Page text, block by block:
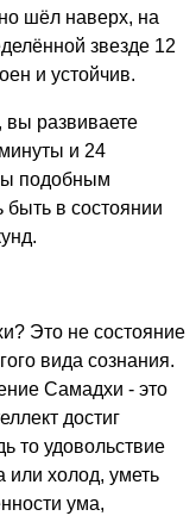
шёл наверх, на
звезде 12
и устойчив.
вы развиваете
и 24
подобным
быть в состоянии
Это не состояние
вида сознания.
Самадхи - это
достиг
то удовольствие
или холод, уметь
ума,